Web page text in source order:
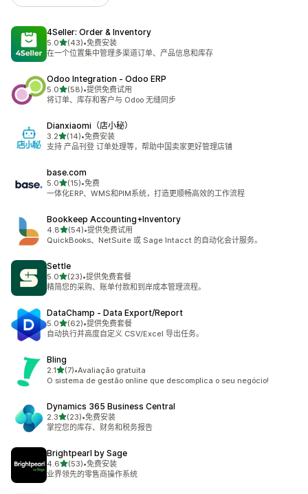
4Seller: Order & Inventory
5.0星（满分 5 星）
(43)
总共 43 条评论
•免费安装
在一个位置集中管理多渠道订单、产品信息和库存
Odoo Integration ‑ Odoo ERP
5.0星（满分 5 星）
(58)
总共 58 条评论
•提供免费试用
将订单、库存和客户与 Odoo 无缝同步
Dianxiaomi（店小秘）
3.2星（满分 5 星）
(14)
总共 14 条评论
•免费安装
支持 产品刊登 订单处理等，帮助中国卖家更好管理店铺
base.com
5.0星（满分 5 星）
(15)
总共 15 条评论
•免费
一体化ERP、WMS和PIM系统，打造更顺畅高效的工作流程
Bookkeep Accounting+Inventory
4.8星（满分 5 星）
(54)
总共 54 条评论
•提供免费试用
QuickBooks、NetSuite 或 Sage Intacct 的自动化会计服务。
Settle
5.0星（满分 5 星）
(23)
总共 23 条评论
•提供免费套餐
精简您的采购、账单付款和到岸成本管理流程。
DataChamp ‑ Data Export/Report
5.0星（满分 5 星）
(62)
总共 62 条评论
•提供免费套餐
自动执行并高度自定义 CSV/Excel 导出任务。
Bling
2.1星（满分 5 星）
(7)
总共 7 条评论
•Avaliação gratuita
O sistema de gestão online que descomplica o seu negócio!
Dynamics 365 Business Central
2.3星（满分 5 星）
(23)
总共 23 条评论
•免费安装
掌控您的库存、财务和税务报告
Brightpearl by Sage
4.6星（满分 5 星）
(53)
总共 53 条评论
•免费安装
业界领先的零售商操作系统